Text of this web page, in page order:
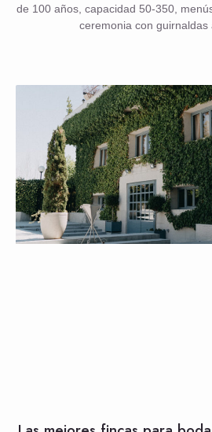
de 100 años, capacidad 50-350,
ceremonia con guirnaldas